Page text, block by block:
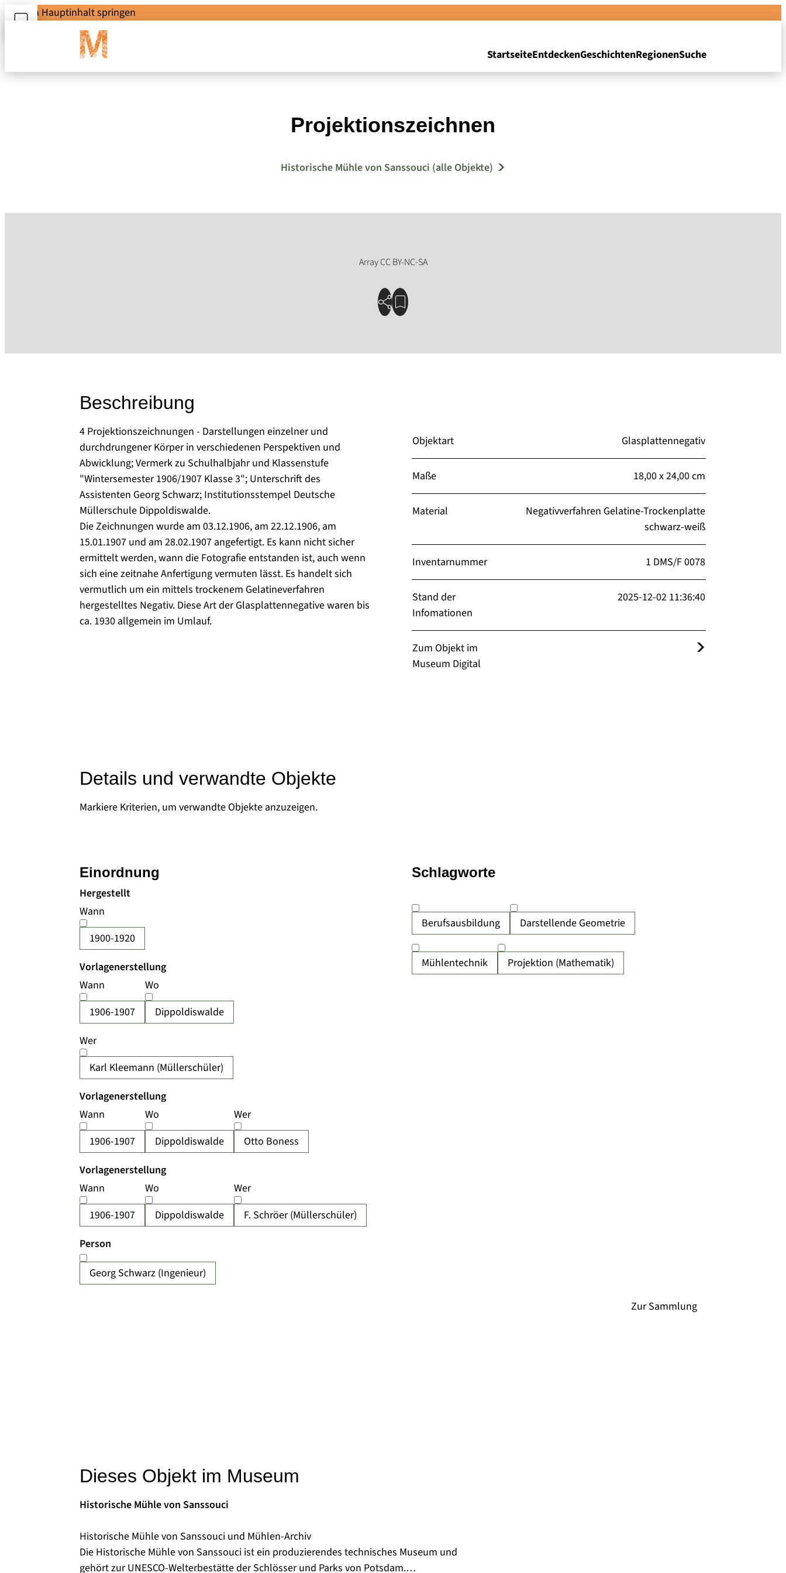
Zum Hauptinhalt springen
StartseiteEntdeckenGeschichtenRegionenSuche
Projektionszeichnen
Historische Mühle von Sanssouci (alle Objekte)
Beschreibung
4 Projektionszeichnungen - Darstellungen einzelner und
durchdrungener Körper in verschiedenen Perspektiven und
Abwicklung; Vermerk zu Schulhalbjahr und Klassenstufe
"Wintersemester 1906/1907 Klasse 3"; Unterschrift des
Assistenten Georg Schwarz; Institutionsstempel Deutsche
Müllerschule Dippoldiswalde.
Die Zeichnungen wurde am 03.12.1906, am 22.12.1906, am
15.01.1907 und am 28.02.1907 angefertigt. Es kann nicht sicher
ermittelt werden, wann die Fotografie entstanden ist, auch wenn
sich eine zeitnahe Anfertigung vermuten lässt. Es handelt sich
vermutlich um ein mittels trockenem Gelatineverfahren
hergestelltes Negativ. Diese Art der Glasplattennegative waren bis
ca. 1930 allgemein im Umlauf.
Objektart Glasplattennegativ
Maße 18,00 x 24,00 cm
Material
Negativverfahren Gelatine-Trockenplatte
schwarz-weiß
Inventarnummer 1 DMS/F 0078
Stand der
Infomationen
2025-12-02 11:36:40
Zum Objekt im
Museum Digital
Details und verwandte Objekte
Markiere Kriterien, um verwandte Objekte anzuzeigen.
Hergestellt
Wann
1900-1920
Vorlagenerstellung
Wann
1906-1907
Wo
Dippoldiswalde
Wer
Karl Kleemann (Müllerschüler)
Vorlagenerstellung
Wann
1906-1907
Wo
Dippoldiswalde
Wer
Otto Boness
Vorlagenerstellung
Wann
1906-1907
Wo
Dippoldiswalde
Wer
F. Schröer (Müllerschüler)
Person
Georg Schwarz (Ingenieur)
Berufsausbildung Darstellende Geometrie
Mühlentechnik Projektion (Mathematik)
Einordnung Schlagworte
Dieses Objekt im Museum
Historische Mühle von Sanssouci
Historische Mühle von Sanssouci und Mühlen-Archiv
Die Historische Mühle von Sanssouci ist ein produzierendes technisches Museum und
gehört zur UNESCO-Welterbestätte der Schlösser und Parks von Potsdam.